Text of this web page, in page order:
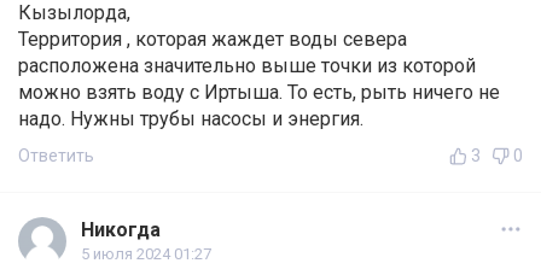
Кызылорда,
Территория , которая жаждет воды севера
расположена значительно выше точки из которой
можно взять воду с Иртыша. То есть, рыть ничего не
надо. Нужны трубы насосы и энергия.
Ответить 3 0
Никогда
5 июля 2024 01:27